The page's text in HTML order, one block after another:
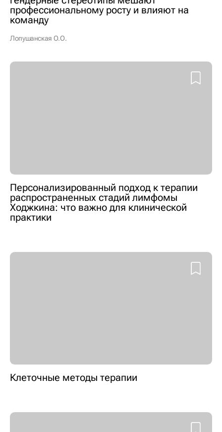
профессиональному росту и влияют на
команду
Лопушанская О.О.
Персонализированный подход к терапии
распространенных стадий лимфомы
Ходжкина: что важно для клинической
практики
Клеточные методы терапии